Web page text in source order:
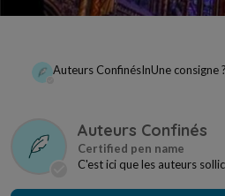
Auteurs ConfinésInUne consigne
Auteurs Confinés
C'est ici que les auteurs